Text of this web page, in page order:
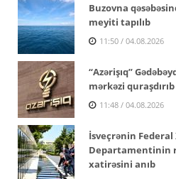
Buzovna
meyiti tapılıb
11:50 / 04.08.2026
“Azərişıq”
mərkəzi quraşdırıb
11:48 / 04.08.2026
İsveçrənin
Departamentinin
xatirəsini anıb